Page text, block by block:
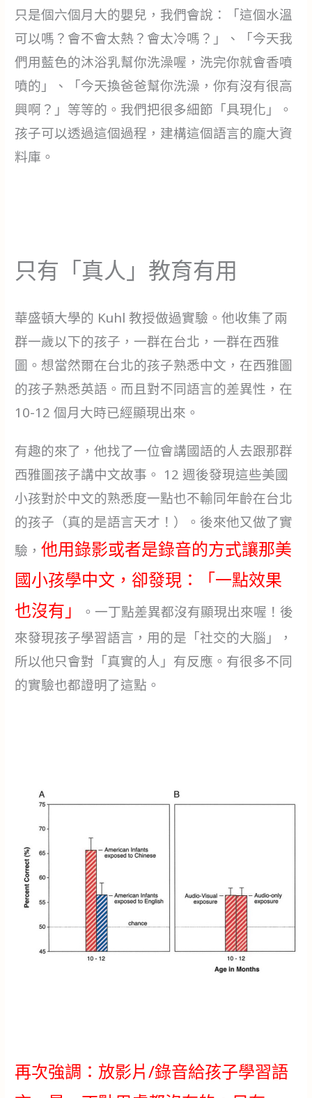
只是個六個月大的嬰兒，我們會說：「這個水溫
可以嗎？會不會太熱？會太冷嗎？」、「今天我
們用藍色的沐浴乳幫你洗澡喔，洗完你就會香噴
噴的」、「今天換爸爸幫你洗澡，你有沒有很高
興啊？」等等的。我們把很多細節「具現化」。
孩子可以透過這個過程，建構這個語言的龐大資
料庫。
只有「真人」教育有用
華盛頓大學的 Kuhl 教授做過實驗。他收集了兩
群一歲以下的孩子，一群在台北，一群在西雅
圖。想當然爾在台北的孩子熟悉中文，在西雅圖
的孩子熟悉英語。而且對不同語言的差異性，在
10-12 個月大時已經顯現出來。
有趣的來了，他找了一位會講國語的人去跟那群
西雅圖孩子講中文故事。 12 週後發現這些美國
小孩對於中文的熟悉度一點也不輸同年齡在台北
的孩子（真的是語言天才！）。後來他又做了實
驗，他用錄影或者是錄音的方式讓那美
國小孩學中文，卻發現：「一點效果
也沒有」
。一丁點差異都沒有顯現出來喔！後
來發現孩子學習語言，用的是「社交的大腦」，
所以他只會對「真實的人」有反應。有很多不同
的實驗也都證明了這點。
再次強調：放影片/錄音給孩子學習語